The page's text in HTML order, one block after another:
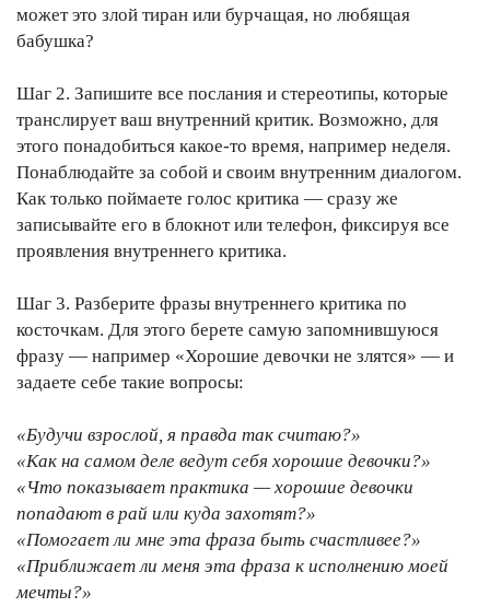
может это злой тиран или бурчащая, но любящая
бабушка?
Шаг 2. Запишите все послания и стереотипы, которые
транслирует ваш внутренний критик. Возможно, для
этого понадобиться какое-то время, например неделя.
Понаблюдайте за собой и своим внутренним диалогом.
Как только поймаете голос критика — сразу же
записывайте его в блокнот или телефон, фиксируя все
проявления внутреннего критика.
Шаг 3. Разберите фразы внутреннего критика по
косточкам. Для этого берете самую запомнившуюся
фразу — например «Хорошие девочки не злятся» — и
задаете себе такие вопросы:
«Будучи взрослой, я правда так считаю?»
«Как на самом деле ведут себя хорошие девочки?»
«Что показывает практика — хорошие девочки
попадают в рай или куда захотят?»
«Помогает ли мне эта фраза быть счастливее?»
«Приближает ли меня эта фраза к исполнению моей
мечты?»